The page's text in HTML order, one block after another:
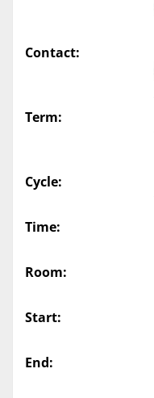
Contact:
Term:
Cycle:
Time:
Room:
Start:
End: